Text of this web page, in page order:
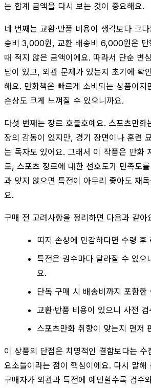
는 합계 금액을 다시 보는 것이 중요해요.
네 번째는 교환·반품 비용이 생각보다 크
송비 3,000원, 교환 배송비 6,000원은 단
때 적지 않은 금액이에요. 따라서 단순 변
담이 있고, 외관 문제가 있는지 초기에 확
해요. 만화책은 빠르게 소비되는 상품이지
손상도 크게 느껴질 수 있으니까요.
다섯 번째는 장르 호불호예요. 스포츠만화
장의 감동이 있지만, 경기 장면이나 훈련
는 독자도 있어요. 그래서 이 작품은 만화
로, 스포츠 장르에 대한 선호도가 만족도
과 맞지 않으면 특전이 아무리 좋아도 재
요.
구매 전 고려사항을 정리하면 다음과 같아
띠지 손상에 민감하다면 수령 후
특전은 권수마다 달라질 수 있으
요.
단독 구매 시 배송비까지 포함한
교환·반품 비용이 있으니 사전
스포츠만화 취향이 맞는지 먼저
이 상품의 단점은 치명적인 결함보다는 수
요소들이라는 점이 핵심이에요. 다시 말해
구매자가 외관과 특전에 예민할수록 검수